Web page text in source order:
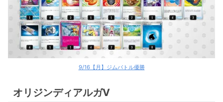
9/16【月】ジムバトル優勝
オリジンディアルガV